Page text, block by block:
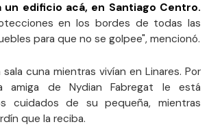
un edificio acá, en Santiago Centro.
en los bordes de todas las
para que no se golpee", mencionó.
cuna mientras vivían en Linares. Por
amiga de Nydian Fabregat le está
cuidados de su pequeña, mientras
que la reciba.